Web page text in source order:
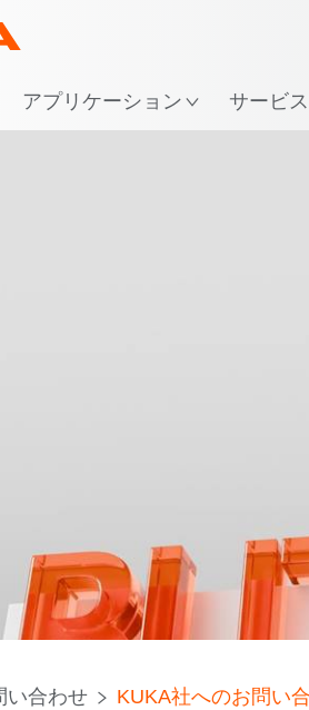
アプリケーション サービス
い合わせ KUKA社へのお問い